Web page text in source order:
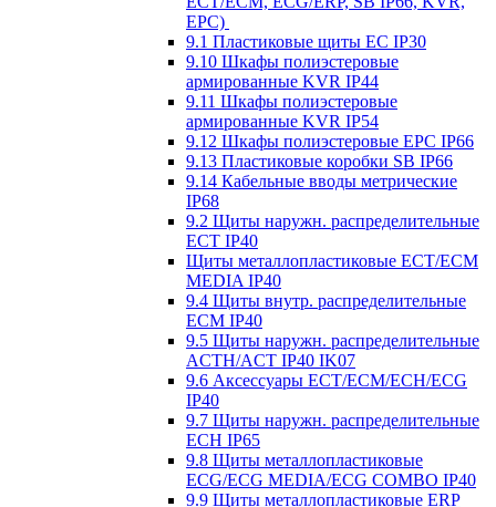
EPC)
9.1 Пластиковые щиты EC IP30
9.10 Шкафы полиэстеровые
армированные KVR IP44
9.11 Шкафы полиэстеровые
армированные KVR IP54
9.12 Шкафы полиэстеровые EPC IP66
9.13 Пластиковые коробки SB IP66
9.14 Кабельные вводы метрические
IP68
9.2 Щиты наружн. распределительные
ECT IP40
Щиты металлопластиковые ECT/ECM
MEDIA IP40
9.4 Щиты внутр. распределительные
ECМ IP40
9.5 Щиты наружн. распределительные
ACTH/ACT IP40 IK07
9.6 Аксессуары ECT/ECM/ECH/ECG
IP40
9.7 Щиты наружн. распределительные
ECH IP65
9.8 Щиты металлопластиковые
ECG/ECG MEDIA/ECG COMBO IP40
9.9 Щиты металлопластиковые ERP